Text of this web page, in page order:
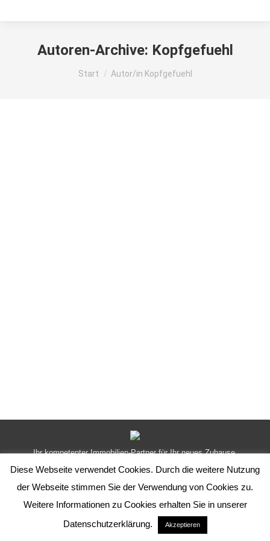
Autoren-Archive: Kopfgefuehl
Sie befinden sich hier:
Start Autor/in Kopfgefuehl
Ihr kompetenter Immobilien-Partner für Ihr neues Zuhause.
Infomenue
Diese Webseite verwendet Cookies. Durch die weitere Nutzung
der Webseite stimmen Sie der Verwendung von Cookies zu.
Weitere Informationen zu Cookies erhalten Sie in unserer
Datenschutzerklärung.
Akzeptieren